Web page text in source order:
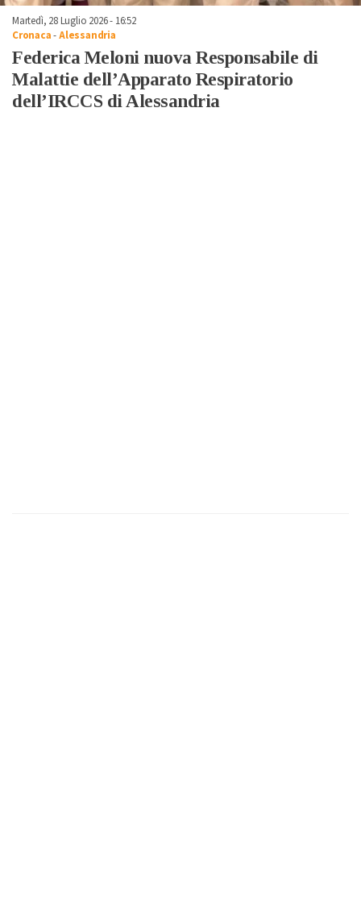
Martedì, 28 Luglio 2026 - 16:52
Cronaca-Alessandria
Federica Meloni nuova Responsabile di
Malattie dell’Apparato Respiratorio
dell’IRCCS di Alessandria